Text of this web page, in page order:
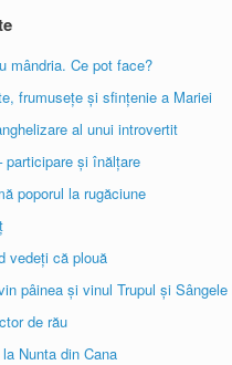
mândria. Ce pot face?
frumusețe și sfințenie a Mariei
al unui introvertit
participare și înălțare
poporul la rugăciune
vedeți că plouă
pâinea și vinul Trupul și
de rău
Nunta din Cana